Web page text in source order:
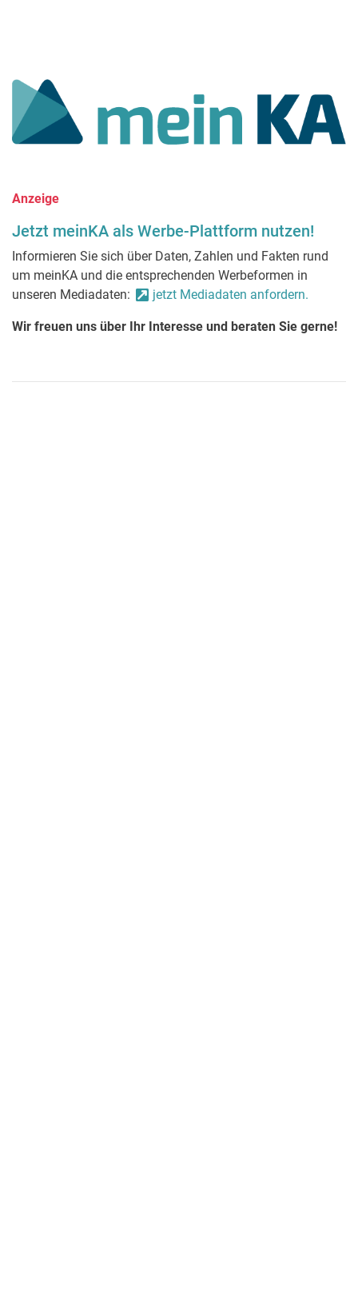
Anzeige
Jetzt meinKA als Werbe-Plattform nutzen!
Informieren Sie sich über Daten, Zahlen und Fakten rund
um meinKA und die entsprechenden Werbeformen in
unseren Mediadaten:
jetzt Mediadaten anfordern.
Wir freuen uns über Ihr Interesse und beraten Sie gerne!